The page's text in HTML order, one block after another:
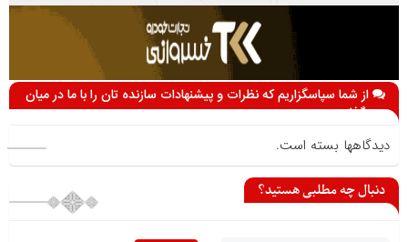
از شما سپاسگزاریم که نظرات و پیشنهادات سازنده تان را با ما در میان
می گذارید
دیدگاهها بسته است.
دنبال چه مطلبی هستید؟